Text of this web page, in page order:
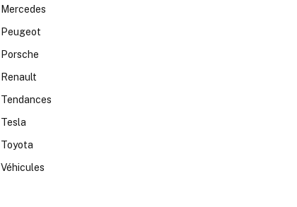
Mercedes
Peugeot
Porsche
Renault
Tendances
Tesla
Toyota
Véhicules